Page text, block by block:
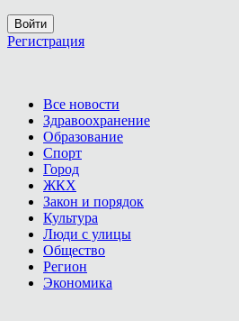
Войти
Регистрация
Все новости
Здравоохранение
Образование
Спорт
Город
ЖКХ
Закон и порядок
Культура
Люди с улицы
Общество
Регион
Экономика